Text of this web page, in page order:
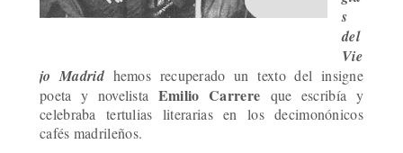
s
del
Vie
jo Madridhemos recuperado un texto del insigne
poeta y novelista Emilio Carrere que escribía y
celebraba tertulias literarias en los decimonónicos
cafés madrileños.